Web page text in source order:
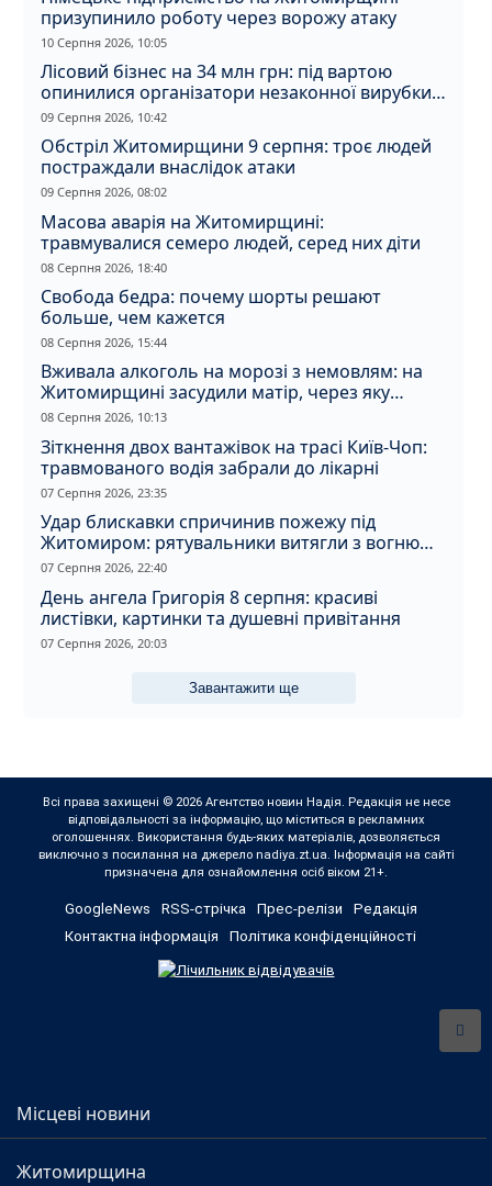
призупинило роботу через ворожу атаку
10 Серпня 2026, 10:05
Лісовий бізнес на 34 млн грн: під вартою
опинилися організатори незаконної вирубки
на Житомирщині
09 Серпня 2026, 10:42
Обстріл Житомирщини 9 серпня: троє людей
постраждали внаслідок атаки
09 Серпня 2026, 08:02
Масова аварія на Житомирщині:
травмувалися семеро людей, серед них діти
08 Серпня 2026, 18:40
Свобода бедра: почему шорты решают
больше, чем кажется
08 Серпня 2026, 15:44
Вживала алкоголь на морозі з немовлям: на
Житомирщині засудили матір, через яку
дитина отримала обмороження
08 Серпня 2026, 10:13
Зіткнення двох вантажівок на трасі Київ-Чоп:
травмованого водія забрали до лікарні
07 Серпня 2026, 23:35
Удар блискавки спричинив пожежу під
Житомиром: рятувальники витягли з вогню
кота
07 Серпня 2026, 22:40
День ангела Григорія 8 серпня: красиві
листівки, картинки та душевні привітання
07 Серпня 2026, 20:03
Завантажити ще
Всі права захищені © 2026 Агентство новин Надія. Редакція не несе
відповідальності за інформацію, що міститься в рекламних
оголошеннях. Використання будь-яких матеріалів, дозволяється
виключно з посилання на джерело nadiya.zt.ua. Інформація на сайті
призначена для ознайомлення осіб віком 21+.
GoogleNews RSS-стрічка Прес-релізи
Редакція
Контактна інформація
Політика конфіденційності
Місцеві новини
Житомирщина